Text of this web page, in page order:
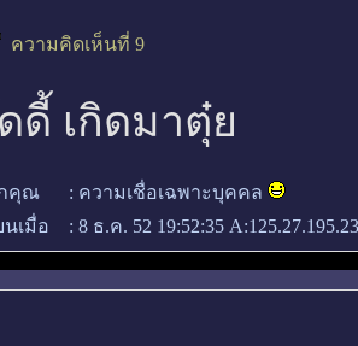
ความคิดเห็นที่ 9
ดี้ เกิดมาตุ๋ย
คุณ : ความเชื่อเฉพาะบุคคล
นเมื่อ
: 8 ธ.ค. 52 19:52:35